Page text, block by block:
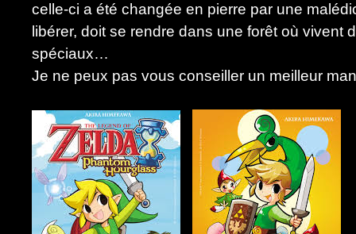
celle-ci a été changée en pierre par une
libérer, doit se rendre dans une forêt où vivent
spéciaux…
Je ne peux pas vous conseiller un meilleur